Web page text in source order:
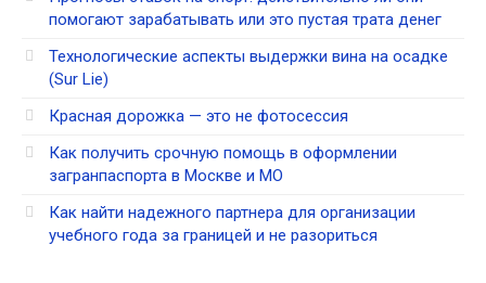
помогают зарабатывать или это пустая трата денег
Технологические аспекты выдержки вина на осадке
(Sur Lie)
Красная дорожка — это не фотосессия
Как получить срочную помощь в оформлении
загранпаспорта в Москве и МО
Как найти надежного партнера для организации
учебного года за границей и не разориться